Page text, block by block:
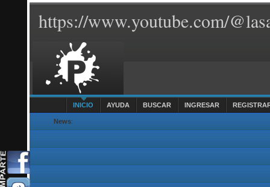
https://www.youtube.com/
INICIO AYUDA BUSCAR INGRESAR
News: